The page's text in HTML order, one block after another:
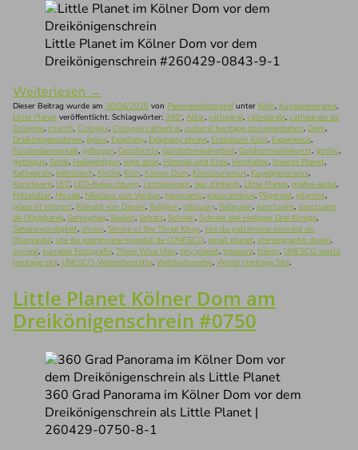
Little Planet im Kölner Dom vor dem
Dreikönigenschrein #260429-0843-9-1
Weiterlesen →
Dieser Beitrag wurde am 30/06/2026 von Panoramafotografunter Köln, Kugelpanorama,
Little Planet veröffentlicht. Schlagwörter: 360°, Altar, cathedral, cathédrale, cathédrale de
Cologne, church, Cologne, Cologne cathedral, cultural heritage documentation, Dom,
Dreikönigenschrein, église, Epiphany, Epiphany shrine, Erzbistum Köln, Experience,
Fussbodenmosaik, gebogen, Geschichte, Goldschmiedearbeit, Goldschmiedekunst, gothic,
gothique, Gotik, Heiligenfigur, high altar, Himmel und Erde, Hochaltar, Inverse Planet,
Kathedrale, katholisch, Kirche, Köln, Kölner Dom, Kölntourismus, Kugelpanorama,
Kunstwerk, LED, LED-Beleuchtung, Lichtkonzept, lieu d'intérêt, Little Planet, maître-autel,
Mittelalter, Mosaik, Nikolaus von Verdun, panoramic, panoramique, Pilgerziel, pilgrims,
place of interest, Rainald von Dassel, Religion, reliquary, Reliquien, sanctuaire, sanctuaire
de l'Epiphanie, Sarkophag, Säulen, Schatz, Schrein, Schrein der Heiligen Drei Könige,
Sehenswürdigkeit, shrine, Shrine of the Three Kings, site du patrimoine mondial de
l'humanité, site du patrimoine mondial de l'UNESCO, small planet, stereographic down,
surreal, surreale Fotografie, Three Wise Men, tiny planet, treasure, trésor, UNESCO world
heritage site, UNESCO-Welterbestätte, Weltkulturerbe, World Heritage Site.
Little Planet Kölner Dom am
Dreikönigenschrein #0750
360 Grad Panorama im Kölner Dom vor dem
Dreikönigenschrein als Little Planet |
260429-0750-8-1